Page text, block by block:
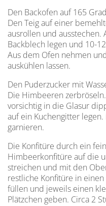
Den Backofen auf 165
Den Teig auf einer
ausrollen und
Backblech legen und 10-
Aus dem Ofen nehmen
auskühlen lassen.
Den Puderzucker mit
Die Himbeeren
vorsichtig in die Glasur
auf ein Kuchengitter
garnieren.
Die Konfitüre durch ein
Himbeerkonfitüre auf die
streichen und mit den
rest­liche Konfitüre in
füllen und jeweils einen
Plätzchen geben. Circa 2